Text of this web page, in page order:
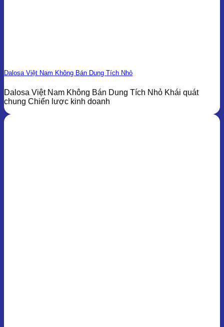
Dalosa Việt Nam Không Bán Dung Tích Nhỏ
Dalosa Việt Nam Không Bán Dung Tích Nhỏ Khái quát
chung Chiến lược kinh doanh